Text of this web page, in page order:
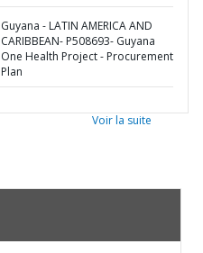
Guyana - LATIN AMERICA AND
CARIBBEAN- P508693- Guyana
One Health Project - Procurement
Plan
Voir la suite